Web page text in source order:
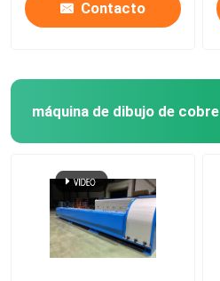
Contacto
máquina de dibujo de cobre